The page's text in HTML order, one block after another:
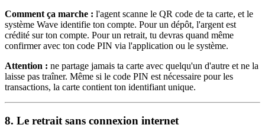
Comment ça marche : l'agent scanne le QR code de ta carte, et le
système Wave identifie ton compte. Pour un dépôt, l'argent est
crédité sur ton compte. Pour un retrait, tu devras quand même
confirmer avec ton code PIN via l'application ou le système.
Attention : ne partage jamais ta carte avec quelqu'un d'autre et ne la
laisse pas traîner. Même si le code PIN est nécessaire pour les
transactions, la carte contient ton identifiant unique.
8. Le retrait sans connexion internet